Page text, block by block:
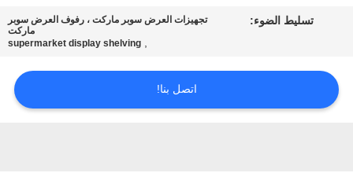
اقتباس
تسليط الضوء:
تجهيزات العرض سوبر ماركت ، رفوف العرض سوبر
ماركت
,
supermarket display shelving
اتصل بنا!